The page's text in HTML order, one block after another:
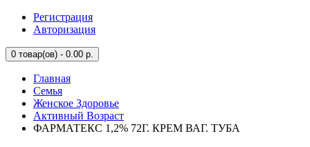
Регистрация
Авторизация
0 товар(ов) - 0.00 р.
Главная
Семья
Женское Здоровье
Активный Возраст
ФАРМАТЕКС 1,2% 72Г. КРЕМ ВАГ. ТУБА